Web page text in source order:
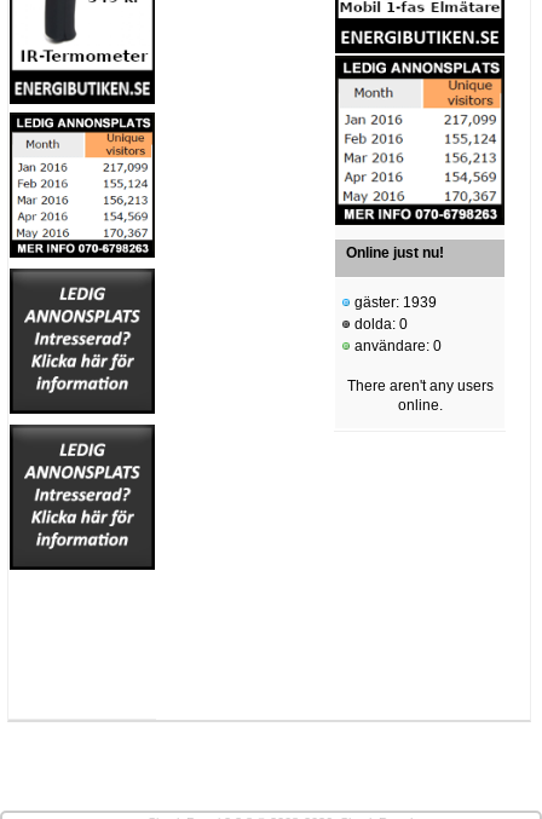
Online just nu!
gäster: 1939
dolda: 0
användare: 0
There aren't any users
online.